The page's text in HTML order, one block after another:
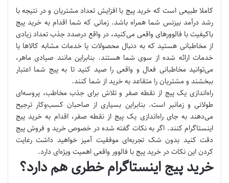
کاملا طبیعی است که خرید پیج با افزایش تعداد مشتریان و در نتیجه با
رشد درآمد بیزنس شما همراه باشد. زمانی که شما اقدام به خرید پیج
باکیفیت با فالوورهای واقعی می‌کنید، در واقع درصدد جذب تعداد زیادی
از مخاطبانی هستید که به دنبال محصولات یا خدمات مشابه کالاها یا
خدمات ارائه شده از سوی شما هستند. بنابراین مانند صیادی ماهر،
‌می‌توانید مخاطبانی فعال و واقعی را صید کنید تا به پیج شما اعتبار
ببخشند و مشتریان را متقاعد به خرید از شما کنند.
راه‌اندازی یک پیج از نقطه صفر و تلاش برای جذب مخاطب، پروسه‌ای
طولانی و زمانبر است. بنابراین بسیاری از صاحبان کسب‌و‌کار ترجیح
می‌دهند به جای راه‌اندازی یک پیج از نقطه صفر، اقدام به خرید پیج
اینستاگرام کنند. اگر به نکات گفته شده در خصوص خرید و فروش پیج
دقت کنید بدون شک تجربه‌ای موفقیت آمیز خواهید داشت رعایت
کردن این نکات در خرید پیج با فالوور واقعی اهمیت ویژه‌ای دارد.
خرید پیج اینستاگرام خطری هم دارد؟